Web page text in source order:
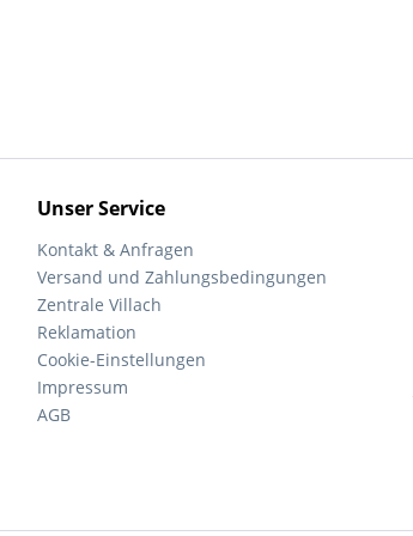
Unser Service
Kontakt & Anfragen
Versand und Zahlungsbedingungen
Zentrale Villach
Reklamation
Cookie-Einstellungen
Impressum
AGB